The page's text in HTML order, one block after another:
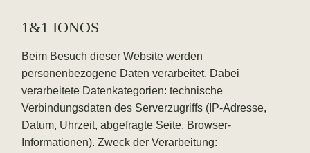
1&1 IONOS
Beim Besuch dieser Website werden
personenbezogene Daten verarbeitet. Dabei
verarbeitete Datenkategorien: technische
Verbindungsdaten des Serverzugriffs (IP-Adresse,
Datum, Uhrzeit, abgefragte Seite, Browser-
Informationen). Zweck der Verarbeitung: